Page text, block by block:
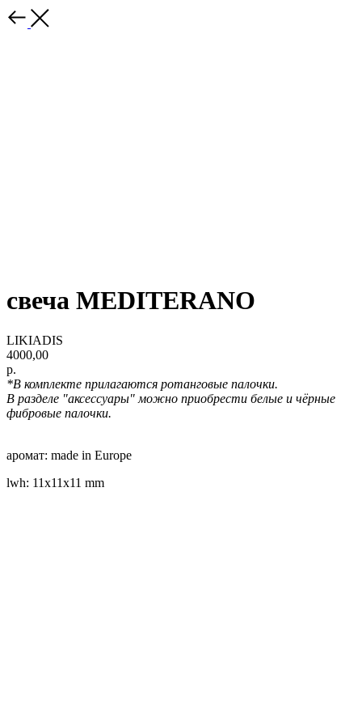
свеча MEDITERANO
LIKIADIS
4000,00
р.
*В комплекте прилагаются ротанговые палочки.
В разделе "аксессуары" можно приобрести белые и чёрные
фибровые палочки.
аромат: made in Europe
lwh: 11x11x11 mm